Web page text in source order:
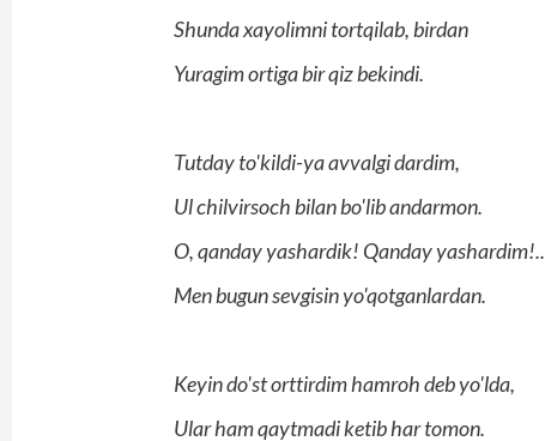
Shunda xayolimni tortqilab, birdan
Yuragim ortiga bir qiz bekindi.
Tutday to'kildi-ya avvalgi dardim,
Ul chilvirsoch bilan bo'lib andarmon.
O, qanday yashardik! Qanday yashardim!..
Men bugun sevgisin yo'qotganlardan.
Keyin do'st orttirdim hamroh deb yo'lda,
Ular ham qaytmadi ketib har tomon.